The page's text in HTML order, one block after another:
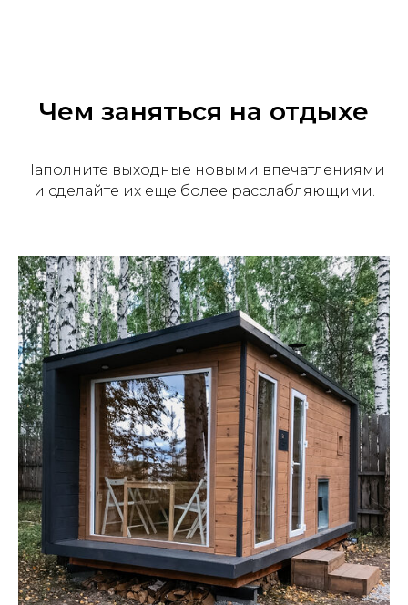
Чем заняться на отдыхе
Наполните выходные новыми впечатлениями
и сделайте их еще более расслабляющими.